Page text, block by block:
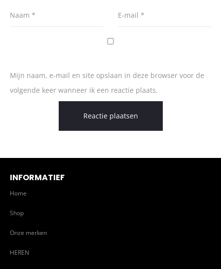
Naam * E-mail *
Mijn naam, e-mail en site opslaan in deze browser voor de
volgende keer wanneer ik een reactie plaats.
INFORMATIEF
Home
Shop
Onze merken
HEREN